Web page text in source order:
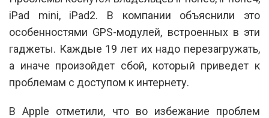
iPad mini, iPad2. В компании объяснили это
особенностями GPS-модулей, встроенных в эти
гаджеты. Каждые 19 лет их надо перезагружать,
а иначе произойдет сбой, который приведет к
проблемам с доступом к интернету.
В Apple отметили, что во избежание проблем